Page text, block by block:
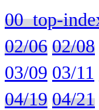
00_top-
02/06 02/08
03/09 03/11
04/19 04/21